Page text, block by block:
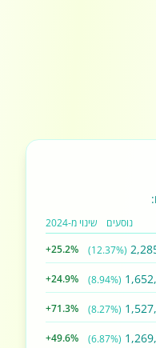
נוסעים שינוי מ-2024
(12.37%)
+25.2%
(8.94%)
+24.9%
(8.27%)
+71.3%
(6.87%)
+49.6%